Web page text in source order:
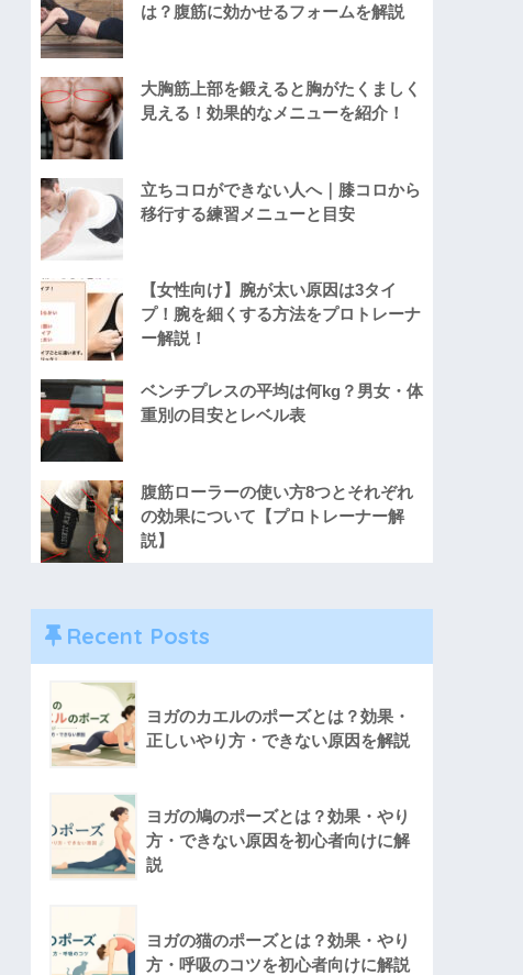
は？腹筋に効かせるフォームを解説
大胸筋上部を鍛えると胸がたくましく
見える！効果的なメニューを紹介！
立ちコロができない人へ｜膝コロから
移行する練習メニューと目安
【女性向け】腕が太い原因は3タイ
プ！腕を細くする方法をプロトレーナ
ー解説！
ベンチプレスの平均は何kg？男女・体
重別の目安とレベル表
腹筋ローラーの使い方8つとそれぞれ
の効果について【プロトレーナー解
説】
Recent Posts
ヨガのカエルのポーズとは？効果・
正しいやり方・できない原因を解説
ヨガの鳩のポーズとは？効果・やり
方・できない原因を初心者向けに解
説
ヨガの猫のポーズとは？効果・やり
方・呼吸のコツを初心者向けに解説